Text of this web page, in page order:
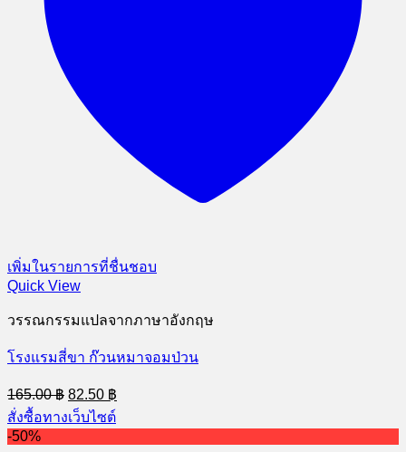
เพิ่มในรายการที่ชื่นชอบ
Quick View
วรรณกรรมแปลจากภาษาอังกฤษ
โรงแรมสี่ขา ก๊วนหมาจอมป่วน
165.00฿ Original
price
was:
165.00 ฿.
82.50 ฿
price
82.50 ฿.
สั่งซื้อทางเว็บไซต์
-50%